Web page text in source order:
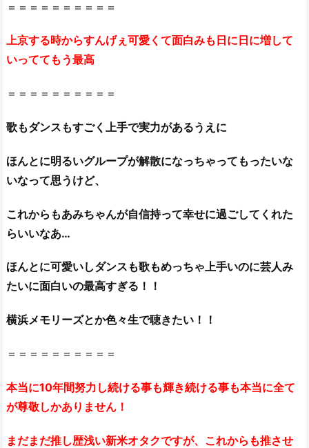
＝＝＝＝＝＝＝＝＝＝
上京する時からすんげぇ可愛くて面白みも日に日に増して
いっててもう最高
＝＝＝＝＝＝＝＝＝＝
歌もダンスもすごく上手で実力があるうえに
ほんとに明るいグループが解散になっちゃってもったいな
いなって思うけど、
これからもあみちゃんが自信持って幸せに過ごしてくれた
らいいなあ…
ほんとに可愛いしダンスも歌もめっちゃ上手いのに芸人み
たいに面白いの最高すぎる！！
横浜メモリーズとか色々生で聴きたい！！
＝＝＝＝＝＝＝＝＝＝
本当に10年間努力し続ける事も輝き続ける事も本当に全て
が尊敬しかありません！
まだまだ推し歴浅い新米オタクですが、これからも推させ